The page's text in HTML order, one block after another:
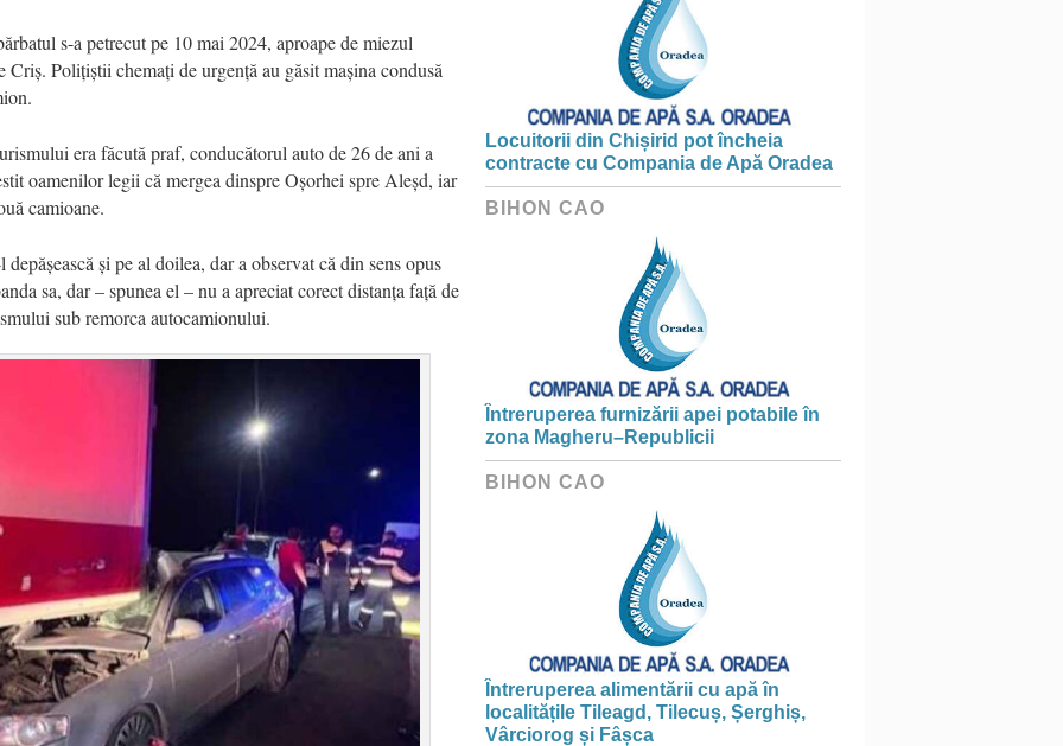
s-a petrecut pe 10 mai 2024, aproape de miezul
Polițiștii chemați de urgență au găsit mașina condusă
era făcută praf, conducătorul auto de 26 de ani a
oamenilor legii că mergea dinspre Oșorhei spre Aleșd, iar
camioane.
și pe al doilea, dar a observat că din sens opus
sa, dar – spunea el – nu a apreciat corect distanța față de
sub remorca autocamionului.
Locuitorii din Chișirid pot încheia
contracte cu Compania de Apă Oradea
BIHON CAO
Întreruperea furnizării apei potabile în
zona Magheru–Republicii
BIHON CAO
Întreruperea alimentării cu apă în
localitățile Tileagd, Tilecuș, Șerghiș,
Vârciorog și Fâșca